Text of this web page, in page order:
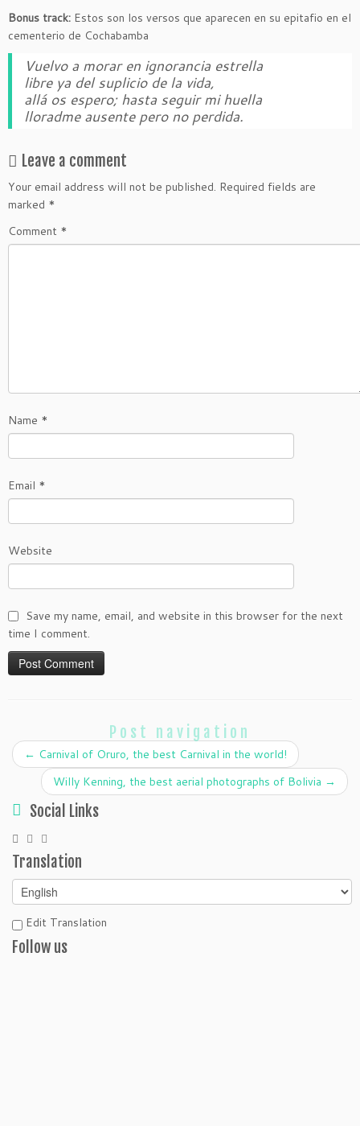
Bonus track: Estos son los versos que aparecen en su epitafio en el
cementerio de Cochabamba
Vuelvo a morar en ignorancia estrella
libre ya del suplicio de la vida,
allá os espero; hasta seguir mi huella
lloradme ausente pero no perdida.
Leave a comment
Your email address will not be published. Required fields are
marked *
Comment *
Name *
Email *
Website
Save my name, email, and website in this browser for the next
time I comment.
Post navigation
← Carnival of Oruro, the best Carnival in the world!
Willy Kenning, the best aerial photographs of Bolivia →
Social Links
Translation
Edit Translation
Follow us